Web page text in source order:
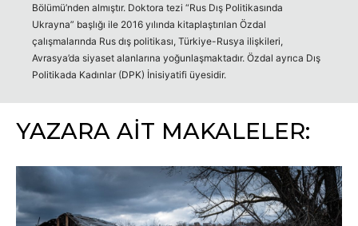
Bölümü’nden almıştır. Doktora tezi “Rus Dış Politikasında
Ukrayna” başlığı ile 2016 yılında kitaplaştırılan Özdal
çalışmalarında Rus dış politikası, Türkiye-Rusya ilişkileri,
Avrasya’da siyaset alanlarına yoğunlaşmaktadır. Özdal ayrıca Dış
Politikada Kadınlar (DPK) İnisiyatifi üyesidir.
YAZARA AİT MAKALELER: